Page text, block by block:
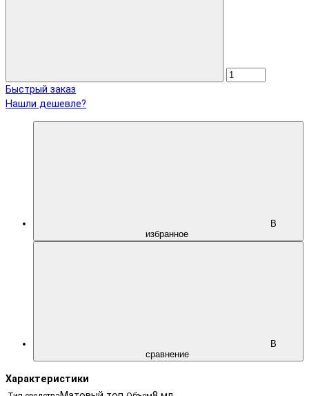
Быстрый заказ
Нашли дешевле?
В
избранное
В
сравнение
Характеристики